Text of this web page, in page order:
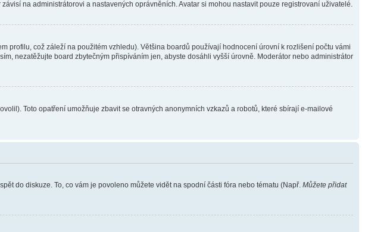
na administrátorovi a nastavených oprávněních. Avatar si mohou nastavit pouze registrovaní uživatelé.
profilu, což záleží na použitém vzhledu). Většina boardů používají hodnocení úrovní k rozlišení počtu vámi
nezatěžujte board zbytečným přispíváním jen, abyste dosáhli vyšší úrovně. Moderátor nebo administrátor
Toto opatření umožňuje zbavit se otravných anonymních vzkazů a robotů, které sbírají e-mailové
do diskuze. To, co vám je povoleno můžete vidět na spodní části fóra nebo tématu (Např. Můžete přidat